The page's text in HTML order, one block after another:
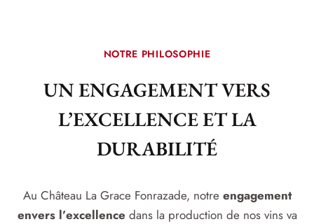
NOTRE PHILOSOPHIE
UN ENGAGEMENT VERS
L’EXCELLENCE ET LA
DURABILITÉ
Au Château La Grace Fonrazade, notre engagement
envers l’excellence dans la production de nos vins va